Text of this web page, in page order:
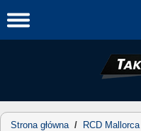
to
Strona główna/ RCD Mallorca